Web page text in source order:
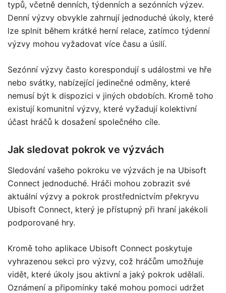
typů, včetně denních, týdenních a sezónních výzev.
Denní výzvy obvykle zahrnují jednoduché úkoly, které
lze splnit během krátké herní relace, zatímco týdenní
výzvy mohou vyžadovat více času a úsilí.
Sezónní výzvy často korespondují s událostmi ve hře
nebo svátky, nabízející jedinečné odměny, které
nemusí být k dispozici v jiných obdobích. Kromě toho
existují komunitní výzvy, které vyžadují kolektivní
účast hráčů k dosažení společného cíle.
Jak sledovat pokrok ve výzvách
Sledování vašeho pokroku ve výzvách je na Ubisoft
Connect jednoduché. Hráči mohou zobrazit své
aktuální výzvy a pokrok prostřednictvím překryvu
Ubisoft Connect, který je přístupný při hraní jakékoli
podporované hry.
Kromě toho aplikace Ubisoft Connect poskytuje
vyhrazenou sekci pro výzvy, což hráčům umožňuje
vidět, které úkoly jsou aktivní a jaký pokrok udělali.
Oznámení a připomínky také mohou pomoci udržet